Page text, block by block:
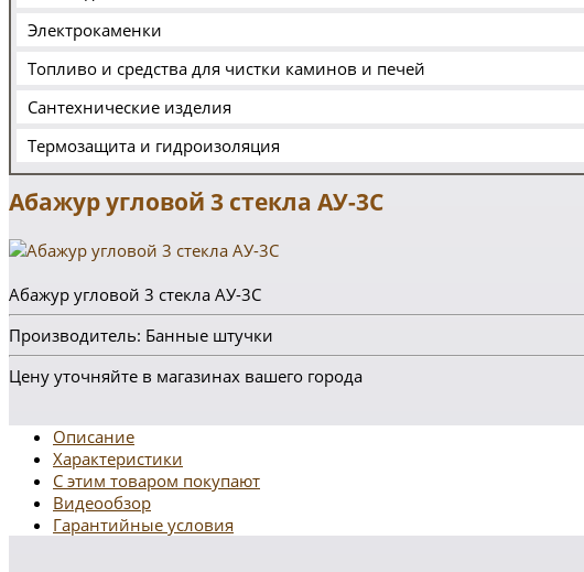
Электрокаменки
Топливо и средства для чистки каминов и печей
Сантехнические изделия
Термозащита и гидроизоляция
Абажур угловой 3 стекла АУ-3С
Абажур угловой 3 стекла АУ-3С
Производитель: Банные штучки
Цену уточняйте в магазинах вашего города
Описание
Характеристики
С этим товаром покупают
Видеообзор
Гарантийные условия